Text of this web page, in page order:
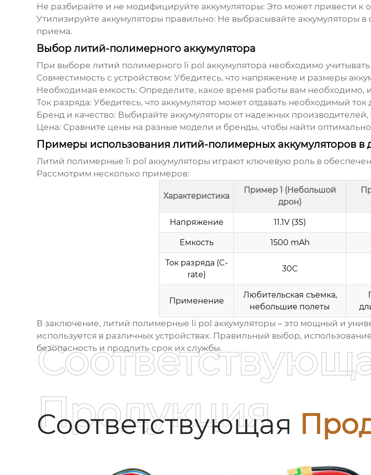
Не разбирайте и не модифицируйте аккумуляторы: Это может привести к
Утилизируйте аккумуляторы правильно: Не выбрасывайте аккумуляторы
приема.
Выбор литий-полимерного аккумулятора
При выборе литий полимерного li pol аккумулятора необходимо
Совместимость с устройством: Убедитесь, что напряжение и размеры
Необходимая емкость: Определите, какое время работы вам необходимо,
Ток разряда: Убедитесь, что аккумулятор может отдавать необходимый ток
Бренд и качество: Выбирайте аккумуляторы от надежных производителей,
Цена: Сравните цены на разные модели и бренды, чтобы найти
Примеры использования литий-полимерных аккумуляторов в
Литий полимерные li pol аккумуляторы играют ключевую роль в
Рассмотрим несколько примеров:
Характеристика
Пример 1 (Небольшой
дрон)
Напряжение 11.1V (3S)
Емкость 1500 mAh
Ток разряда (C-
rate)
30C
Применение
Любительская съемка,
небольшие полеты
В заключение, литий полимерные li pol аккумуляторы – это мощный и
используется в различных устройствах. Правильный выбор,
безопасность и продлить срок их службы.
Соответствующая
Продукция